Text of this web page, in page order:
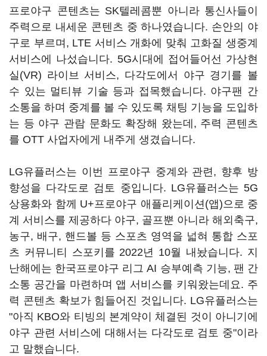
프로야구 콘텐츠는 SK텔레콤뿐 아니라 통신사들이
주력으로 내세운 콘텐츠 중 하나였습니다. 손안의 야
구로 부르며, LTE 서비스 개화에 맞춰 고화질 생중계
서비스에 나섰습니다. 5G시대에 접어들어선 가상현
실(VR) 라이브 서비스, 다각도에서 야구 경기를 볼
수 있는 멀티뷰 기술 등과 접목했습니다. 야구팬 간
소통을 하며 중계를 볼 수 있도록 채팅 기능을 도입하
는 등 야구 관람 문화도 확장해 왔는데, 주력 콘텐츠
를 OTT 사업자에게 내주게 생겼습니다.
LG유플러스는 이번 프로야구 중계와 관련, 향후 방
향성을 다각도로 검토 중입니다. LG유플러스는 5G
상용화와 함께 U+프로야구 애플리케이션(앱)으로 중
계 서비스를 제공하다 야구, 골프뿐 아니라 해외축구,
농구, 배구, 핸드볼 등 스포츠 영역을 넓혀 통합 스포
츠 커뮤니티 스포키를 2022년 10월 내놨습니다. 지
난해에는 한국프로야구 리그 AI 승부예측 기능, 팬 간
소통 공간을 마련하며 앱 서비스를 키워왔는데요. 주
력 콘텐츠 확보가 힘들어진 것입니다. LG유플러스는
"아직 KBO와 티빙의 본계약이 체결된 것이 아니기에
야구 관련 서비스에 대해서는 다각도로 검토 중"이라
고 말했습니다.